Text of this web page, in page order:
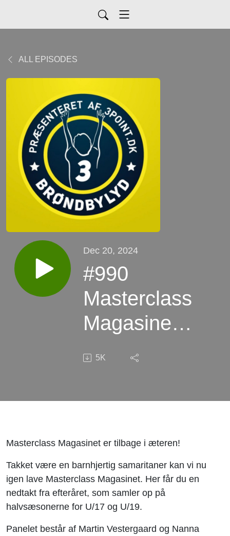
ALL EPISODES
Dec 20, 2024
#990
Masterclass
Magasinet:
5K
Masterclass Magasinet er tilbage i æteren!
Takket være en barnhjertig samaritaner kan vi nu
igen lave Masterclass Magasinet. Her får du en
nedtakt fra efteråret, som samler op på
halvsæsonerne for U/17 og U/19.
Panelet består af Martin Vestergaard og Nanna